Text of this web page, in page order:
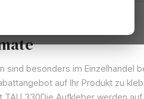
-
sind besonders im Einzelhandel
auf Ihr Produkt zu